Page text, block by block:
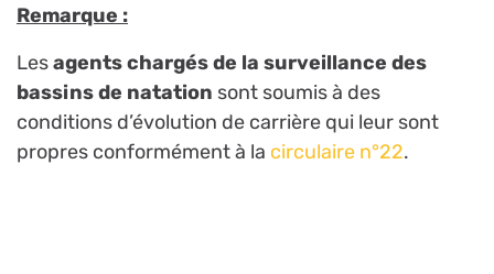
Remarque :
Lesagents chargés de la surveillance des
bassins de natation sont soumis à des
conditions d’évolution de carrière qui leur sont
propres conformément à la circulaire n°22.